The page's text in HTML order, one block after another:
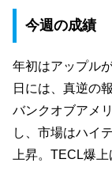
今週の成績
年初はアップル
日には、真逆の
バンクオブアメ
し、市場はハイ
上昇。TECL爆上